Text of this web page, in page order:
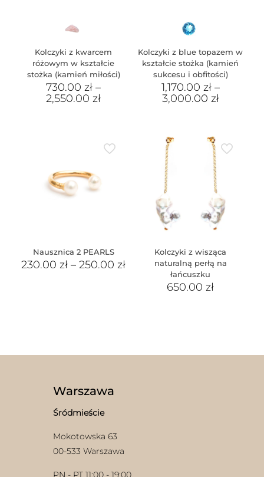
Kolczyki z kwarcem
różowym w kształcie
stożka (kamień miłości)
730.00zł –
2,550.00zł
Kolczyki z blue topazem w
kształcie stożka (kamień
sukcesu i obfitości)
1,170.00 zł–
3,000.00 zł
Nausznica 2 PEARLS
230.00zł –250.00zł
Kolczyki z wisząca
naturalną perłą na
łańcuszku
650.00zł
Warszawa
Śródmieście
Mokotowska 63
00-533 Warszawa
PN - PT 11:00 - 19:00